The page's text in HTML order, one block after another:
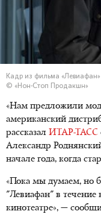
Кадр из фильма «Левиафан»
© «Нон-Стоп Продакшн»
«Нам предложили
американский
рассказал ИТАР-ТАСС
Александр
начале года, когда
«Пока мы думаем, но
"Левиафан" в течение
кинотеатре», —